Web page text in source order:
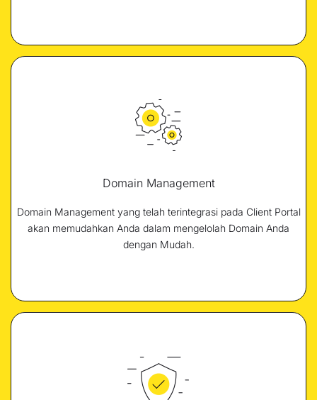
Domain Management
Domain Management yang telah terintegrasi pada Client Portal
akan memudahkan Anda dalam mengelolah Domain Anda
dengan Mudah.